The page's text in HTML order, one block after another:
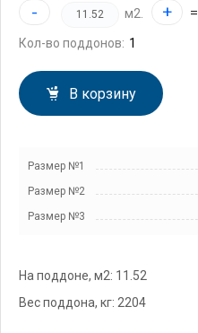
- м2. + =
Кол-во поддонов:
В корзину
Размер №1
Размер №2
Размер №3
На поддоне, м2: 11.52
Вес поддона, кг: 2204